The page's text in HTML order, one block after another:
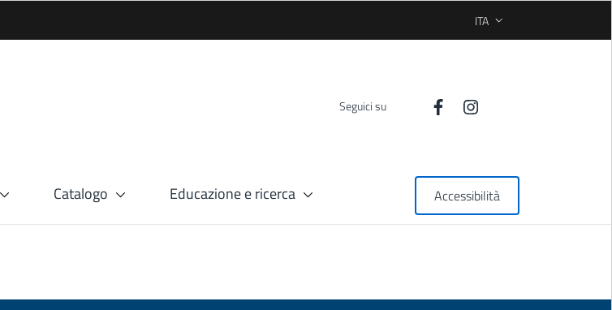
SELEZIONE LINGUA:
ITA
Seguici su
Catalogo Educazione e ricerca Accessibilità